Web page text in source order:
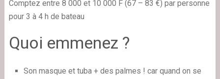
Comptez entre 8 000 et 10 000 F (67 – 83 €) par personne
pour 3 à 4 h de bateau
Quoi emmenez ?
Son masque et tuba + des palmes ! car quand on se